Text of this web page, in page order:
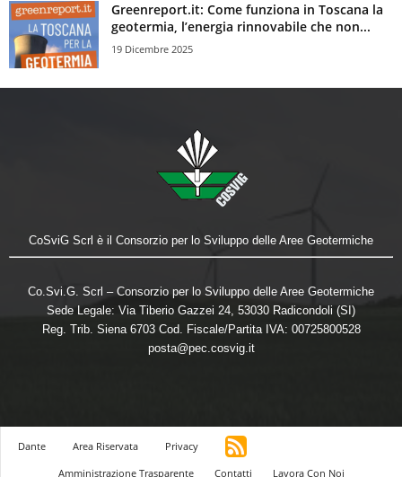
Greenreport.it: Come funziona in Toscana la
geotermia, l’energia rinnovabile che non...
19 Dicembre 2025
CoSviG Scrl è il Consorzio per lo Sviluppo delle Aree Geotermiche
Co.Svi.G. Scrl – Consorzio per lo Sviluppo delle Aree Geotermiche
Sede Legale: Via Tiberio Gazzei 24, 53030 Radicondoli (SI)
Reg. Trib. Siena 6703 Cod. Fiscale/Partita IVA: 00725800528
posta@pec.cosvig.it
Dante Area Riservata
Privacy
Amministrazione Trasparente
Contatti Lavora Con Noi